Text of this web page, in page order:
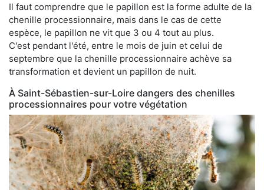
Il faut comprendre que le papillon est la forme adulte de la
chenille processionnaire, mais dans le cas de cette
espèce, le papillon ne vit que 3 ou 4 tout au plus.
C'est pendant l'été, entre le mois de juin et celui de
septembre que la chenille processionnaire achève sa
transformation et devient un papillon de nuit.
À Saint-Sébastien-sur-Loire dangers des chenilles
processionnaires pour votre végétation